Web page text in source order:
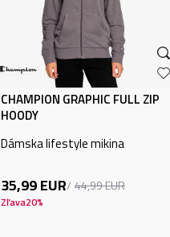
CHAMPION GRAPHIC FULL ZIP
HOODY
Dámska lifestyle mikina
35,99EUR 44,99EUR
Zľava20%